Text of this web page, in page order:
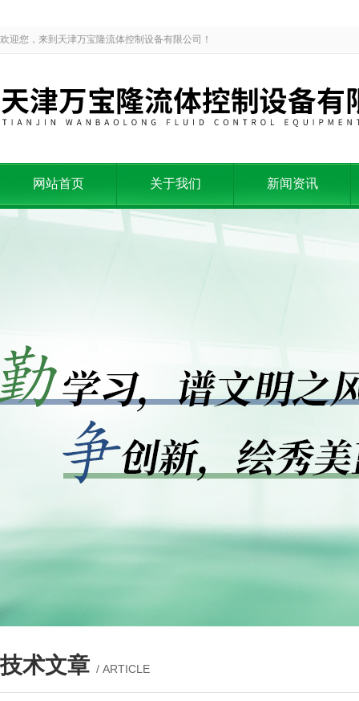
欢迎您，来到天津万宝隆流体控制设备有限公司！
网站首页 关于我们 新闻资讯
技术文章 / ARTICLE